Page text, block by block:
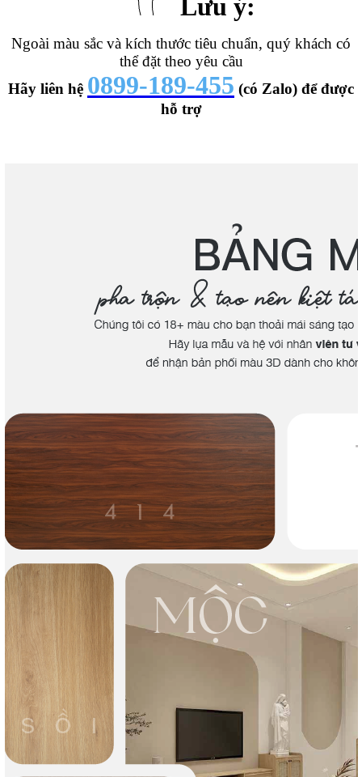
Lưu ý:
Ngoài màu sắc và kích thước tiêu chuẩn, quý khách có
thể đặt theo yêu cầu
Hãy liên hệ 0899-189-455 (có Zalo) để được
hỗ trợ